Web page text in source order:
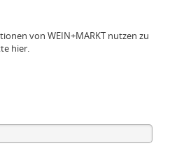
von WEIN+MARKT nutzen zu
hier.